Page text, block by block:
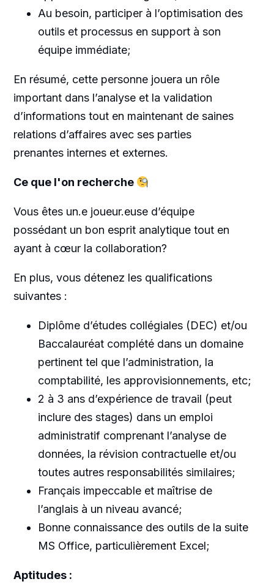
Au besoin, participer à l’optimisation des
outils et processus en support à son
équipe immédiate;
En résumé, cette personne jouera un rôle
important dans l’analyse et la validation
d’informations tout en maintenant de saines
relations d’affaires avec ses parties
prenantes internes et externes.
Ce que l'on recherche
Vous êtes un.e joueur.euse d’équipe
possédant un bon esprit analytique tout en
ayant à cœur la collaboration?
En plus, vous détenez les qualifications
suivantes :
Diplôme d’études collégiales (DEC) et/ou
Baccalauréat complété dans un domaine
pertinent tel que l’administration, la
comptabilité, les approvisionnements, etc;
2 à 3 ans d’expérience de travail (peut
inclure des stages) dans un emploi
administratif comprenant l’analyse de
données, la révision contractuelle et/ou
toutes autres responsabilités similaires;
Français impeccable et maîtrise de
l’anglais à un niveau avancé;
Bonne connaissance des outils de la suite
MS Office, particulièrement Excel;
Aptitudes :